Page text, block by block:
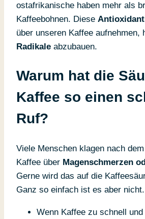
ostafrikanische haben mehr als
Kaffeebohnen. Diese
über unseren Kaffee aufnehmen,
Radikale abzubauen.
Warum hat die
Kaffee so einen
Ruf?
Viele Menschen klagen nach
Kaffee über Magenschmerzen
Gerne wird das auf die
Ganz so einfach ist es aber nicht.
Wenn Kaffee zu schnell